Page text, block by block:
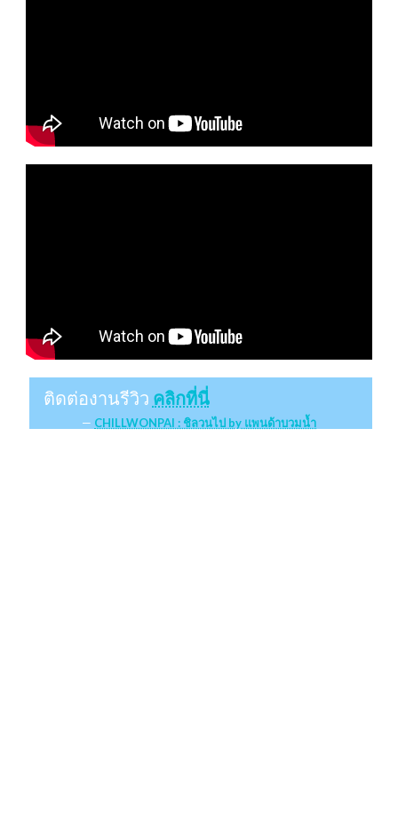
ติดต่องานรีวิว คลิกที่นี่
CHILLWONPAI : ชิลวนไป by แพนด้าบวมน้ำ